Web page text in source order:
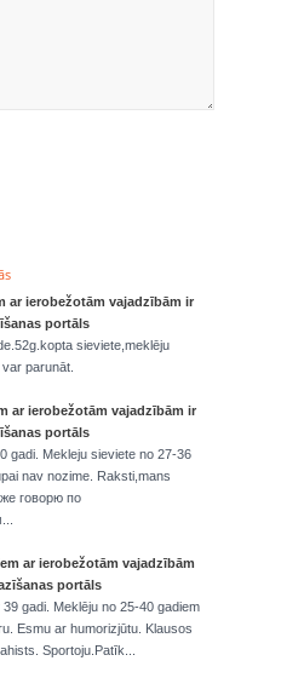
ar ierobežotām vajadzībām ir
portāls
sieviete,meklēju
parunāt.
ar ierobežotām vajadzībām ir
portāls
gadi. Mekleju sieviete no 27-36
nav nozime. Raksti,mans
говорю по
ar ierobežotām vajadzībām
portāls
gadi. Meklēju no 25-40 gadiem
Esmu ar humorizjūtu. Klausos
Sportoju.Patīk...